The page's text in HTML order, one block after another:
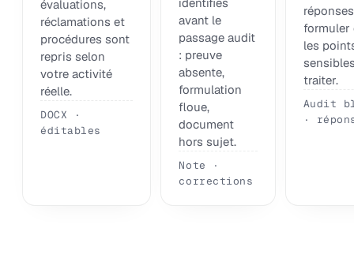
évaluations,
réclamations et
procédures sont
repris selon
votre activité
réelle.
DOCX ·
éditables
avant le
passage audit
: preuve
absente,
formulation
floue,
document
hors sujet.
Note ·
corrections
formuler
les
traiter.
Audit
·